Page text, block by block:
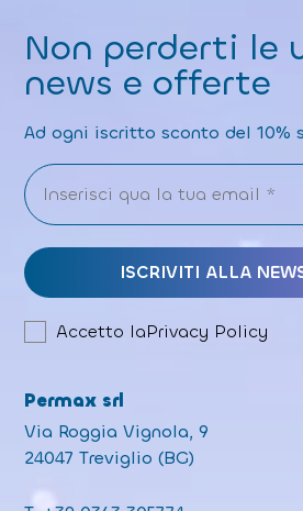
Non perderti le
news e offerte
Ad ogni iscritto sconto del 10%
Accetto laPrivacy Policy
Permax srl
Via Roggia Vignola, 9
24047 Treviglio (BG)